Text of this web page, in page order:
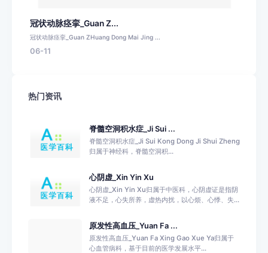
冠状动脉痉挛_Guan Z...
冠状动脉痉挛_Guan ZHuang Dong Mai Jing ...
06-11
热门资讯
脊髓空洞积水症_Ji Sui ...
脊髓空洞积水症_Ji Sui Kong Dong Ji Shui Zheng
归属于神经科，脊髓空洞积...
心阴虚_Xin Yin Xu
心阴虚_Xin Yin Xu归属于中医科，心阴虚证是指阴
液不足，心失所养，虚热内扰，以心烦、心悸、失...
原发性高血压_Yuan Fa ...
原发性高血压_Yuan Fa Xing Gao Xue Ya归属于
心血管病科，基于目前的医学发展水平...